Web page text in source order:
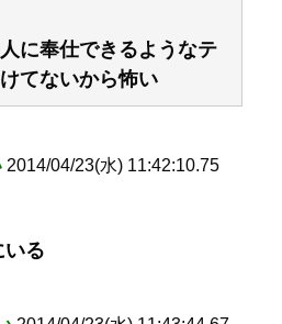
に奉仕できるようなテ
てないから怖い
2014/04/23(水) 11:42:10.75
いる